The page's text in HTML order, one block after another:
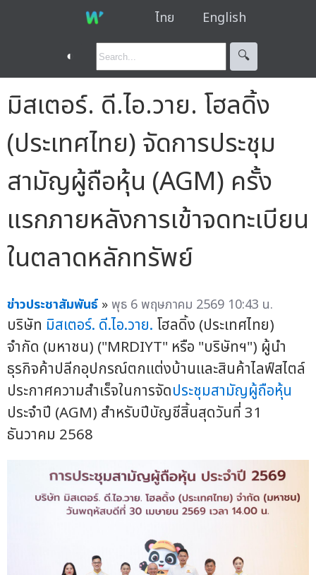
ไทย English
◐ 🔍︎
มิสเตอร์. ดี.ไอ.วาย. โฮลดิ้ง
(ประเทศไทย) จัดการประชุม
สามัญผู้ถือหุ้น (AGM) ครั้ง
แรกภายหลังการเข้าจดทะเบียน
ในตลาดหลักทรัพย์
ข่าวประชาสัมพันธ์ »พุธ 6 พฤษภาคม 2569 10:43 น.
บริษัท มิสเตอร์. ดี.ไอ.วาย. โฮลดิ้ง (ประเทศไทย)
จำกัด (มหาชน) ("MRDIYT" หรือ "บริษัทฯ") ผู้นำ
ธุรกิจค้าปลีกอุปกรณ์ตกแต่งบ้านและสินค้าไลฟ์สไตล์
ประกาศความสำเร็จในการจัดประชุมสามัญผู้ถือหุ้น
ประจำปี (AGM) สำหรับปีบัญชีสิ้นสุดวันที่ 31
ธันวาคม 2568